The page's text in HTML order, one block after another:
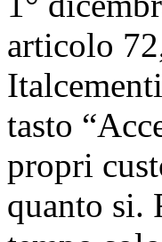
articolo
tasto
propri
quanto si.